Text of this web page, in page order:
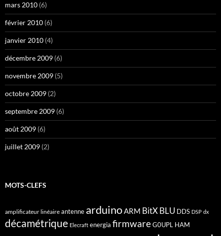
mars 2010 (6)
février 2010 (6)
janvier 2010 (4)
décembre 2009 (6)
novembre 2009 (5)
octobre 2009 (2)
septembre 2009 (6)
août 2009 (6)
juillet 2009 (2)
MOTS-CLEFS
amplificateur linéaire antenne arduinoARM BitX BLU DDS DSP dx
décamétrique Elecraft energia firmwareG0UPL HAM